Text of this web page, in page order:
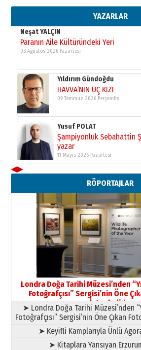
YAZARLAR
11 Mayıs 2026 Pazartesi
Neşat YALÇIN
Paranın Aile Kültüründeki Yeri
03 Ağustos 2026 Pazartesi
Yıldırım Gündoğdu
HAVVA’NIN ÜÇ KIZI
09 Temmuz 2026 Perşembe
Yusuf POLAT
Şampiyonluk Sebahattin
yazar
11 Mayıs 2026 Pazartesi
Neşat YALÇIN
Paranın Aile Kültüründeki Yeri
03 Ağustos 2026 Pazartesi
Yıldırım Gündoğdu
HAVVA’NIN ÜÇ KIZI
09 Temmuz 2026 Perşembe
Yusuf POLAT
Şampiyonluk Sebahattin
yazar
11 Mayıs 2026 Pazartesi
◀▶
RÖPORTAJLAR
Londra Doğa Tarihi Müzesi’nden
Fotoğrafçısı” Sergisi’nin Öne
İstanbul’da
➤ Londra Doğa Tarihi Müzesi’nden
Fotoğrafçısı” Sergisi’nin Öne Çıkan
➤ Keyifli Kamplarıyla Ünlü
➤ Kitaplara Yansıyan